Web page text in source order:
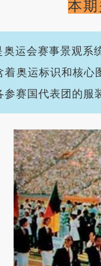
本
奥运会赛事景观系
着奥运标识和核
参赛国代表团的服